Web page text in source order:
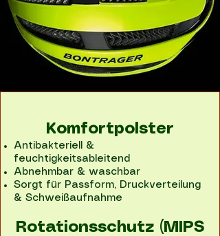
Komfortpolster
Antibakteriell &
feuchtigkeitsableitend
Abnehmbar & waschbar
Sorgt für Passform, Druckverteilung
& Schweißaufnahme
Rotationsschutz (MIPS